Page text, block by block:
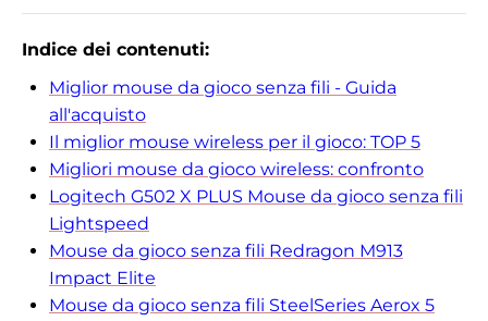
Indice dei contenuti:
Miglior mouse da gioco senza fili - Guida
all'acquisto
Il miglior mouse wireless per il gioco: TOP 5
Migliori mouse da gioco wireless: confronto
Logitech G502 X PLUS Mouse da gioco senza fili
Lightspeed
Mouse da gioco senza fili Redragon M913
Impact Elite
Mouse da gioco senza fili SteelSeries Aerox 5